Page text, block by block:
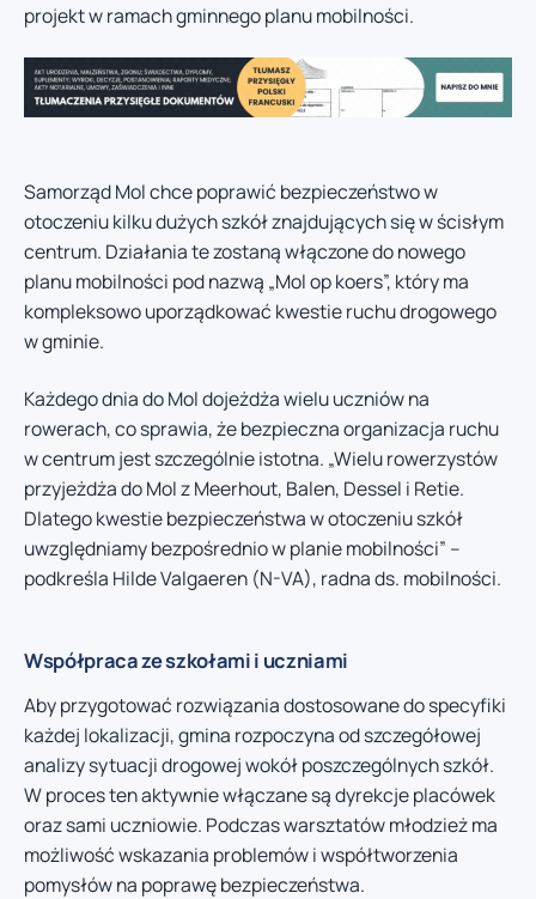
projekt w ramach gminnego planu mobilności.
Samorząd Mol chce poprawić bezpieczeństwo w
otoczeniu kilku dużych szkół znajdujących się w ścisłym
centrum. Działania te zostaną włączone do nowego
planu mobilności pod nazwą „Mol op koers”, który ma
kompleksowo uporządkować kwestie ruchu drogowego
w gminie.
Każdego dnia do Mol dojeżdża wielu uczniów na
rowerach, co sprawia, że bezpieczna organizacja ruchu
w centrum jest szczególnie istotna. „Wielu rowerzystów
przyjeżdża do Mol z Meerhout, Balen, Dessel i Retie.
Dlatego kwestie bezpieczeństwa w otoczeniu szkół
uwzględniamy bezpośrednio w planie mobilności” –
podkreśla Hilde Valgaeren (N-VA), radna ds. mobilności.
Współpraca ze szkołami i uczniami
Aby przygotować rozwiązania dostosowane do specyfiki
każdej lokalizacji, gmina rozpoczyna od szczegółowej
analizy sytuacji drogowej wokół poszczególnych szkół.
W proces ten aktywnie włączane są dyrekcje placówek
oraz sami uczniowie. Podczas warsztatów młodzież ma
możliwość wskazania problemów i współtworzenia
pomysłów na poprawę bezpieczeństwa.